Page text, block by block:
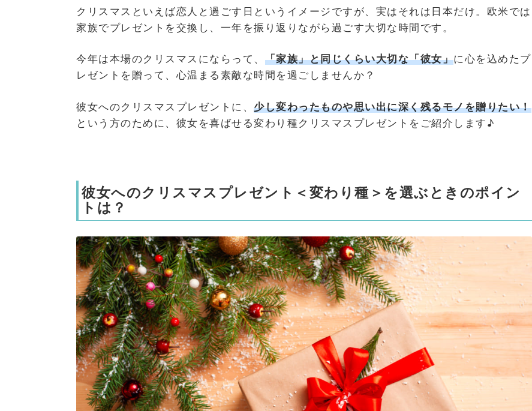
クリスマスといえば恋人と過ごす日というイメージですが、実はそれは日本だけ。欧米では
家族でプレゼントを交換し、一年を振り返りながら過ごす大切な時間です。
今年は本場のクリスマスにならって、 「家族」と同じくらい大切な「彼女」に心を込めたプ
レゼントを贈って、心温まる素敵な時間を過ごしませんか？
彼女へのクリスマスプレゼントに、 少し変わったものや思い出に深く残るモノを贈りたい！
という方のために、彼女を喜ばせる変わり種クリスマスプレゼントをご紹介します♪
彼女へのクリスマスプレゼント＜変わり種＞を選ぶときのポイン
トは？